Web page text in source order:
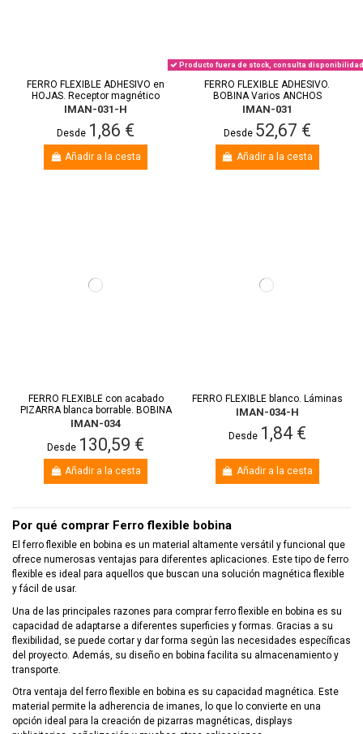
FERRO FLEXIBLE ADHESIVO en
HOJAS. Receptor magnético
IMAN-031-H
Desde 1,86 €
Añadir a la cesta
Producto fuera de stock, consulta
FERRO FLEXIBLE ADHESIVO.
BOBINA Varios ANCHOS
IMAN-031
Desde 52,67 €
Añadir a la cesta
FERRO FLEXIBLE con acabado
PIZARRA blanca borrable. BOBINA
IMAN-034
Desde 130,59 €
Añadir a la cesta
FERRO FLEXIBLE blanco. Láminas
IMAN-034-H
Desde 1,84 €
Añadir a la cesta
Por qué comprar Ferro flexible bobina
El ferro flexible en bobina es un material altamente versátil y funcional que
ofrece numerosas ventajas para diferentes aplicaciones. Este tipo de ferro
flexible es ideal para aquellos que buscan una solución magnética flexible
y fácil de usar.
Una de las principales razones para comprar ferro flexible en bobina es su
capacidad de adaptarse a diferentes superficies y formas. Gracias a su
flexibilidad, se puede cortar y dar forma según las necesidades específicas
del proyecto. Además, su diseño en bobina facilita su almacenamiento y
transporte.
Otra ventaja del ferro flexible en bobina es su capacidad magnética. Este
material permite la adherencia de imanes, lo que lo convierte en una
opción ideal para la creación de pizarras magnéticas, displays